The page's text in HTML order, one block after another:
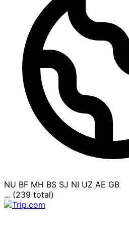
NU BF MH BS SJ NI UZ AE GB
... (239 total)